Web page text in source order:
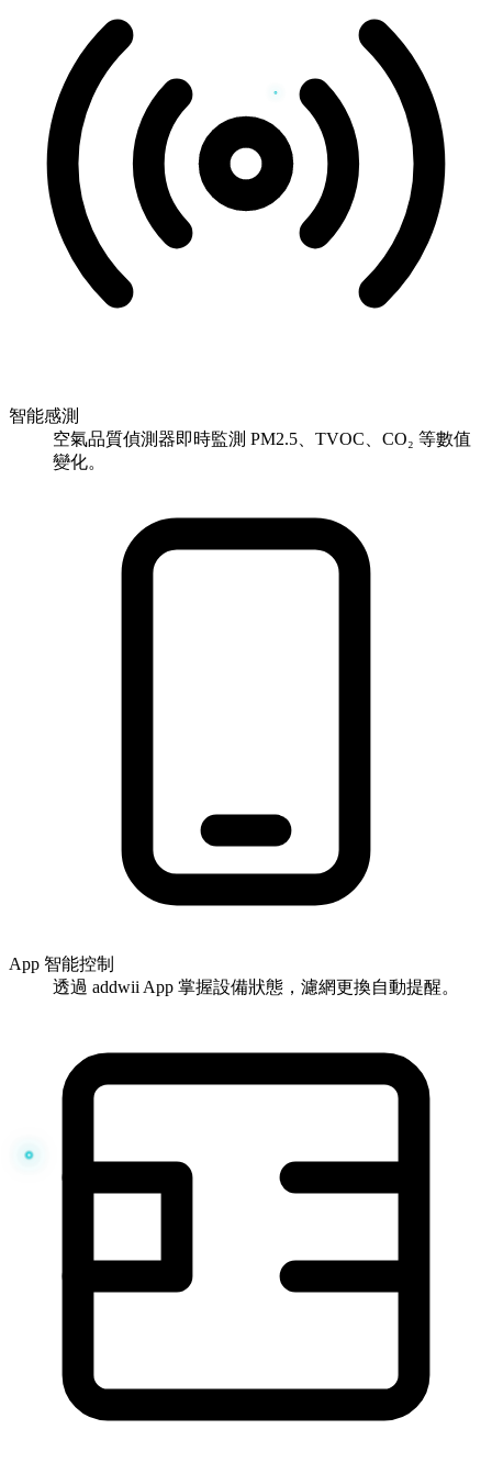
智能感測
空氣品質偵測器即時監測 PM2.5、TVOC、CO₂ 等數值
變化。
App 智能控制
透過 addwii App 掌握設備狀態，濾網更換自動提醒。